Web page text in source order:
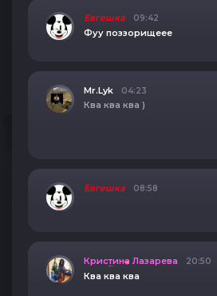
Евгешка 09:42
Фуу поззорищеее
Mr.Lyk 04:23
Ква ква ква )
Евгешка 08:58
Кристина Лазарева 20:50
Ква ква ква